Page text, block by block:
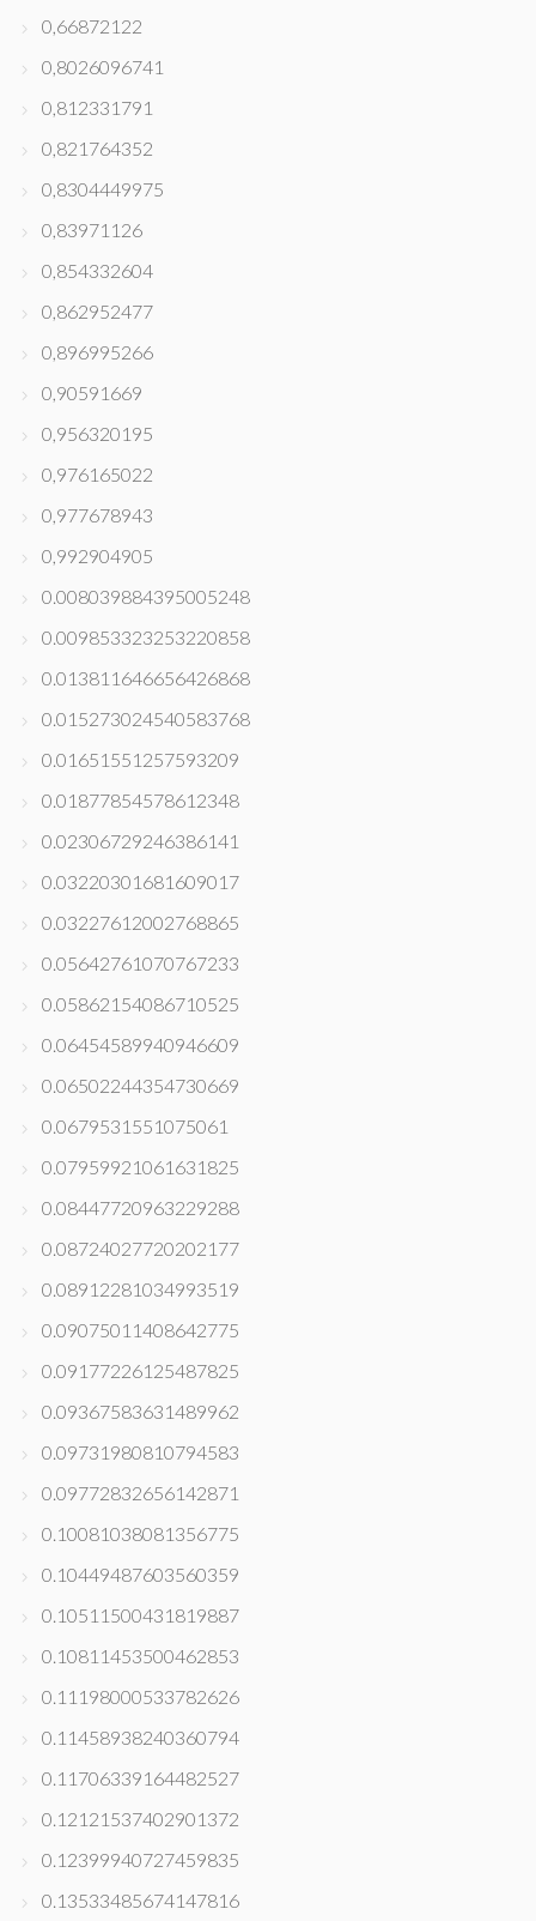
0,66872122
0,8026096741
0,812331791
0,821764352
0,8304449975
0,83971126
0,854332604
0,862952477
0,896995266
0,90591669
0,956320195
0,976165022
0,977678943
0,992904905
0.008039884395005248
0.009853323253220858
0.013811646656426868
0.015273024540583768
0.01651551257593209
0.01877854578612348
0.02306729246386141
0.03220301681609017
0.03227612002768865
0.05642761070767233
0.05862154086710525
0.06454589940946609
0.06502244354730669
0.0679531551075061
0.07959921061631825
0.08447720963229288
0.08724027720202177
0.08912281034993519
0.09075011408642775
0.09177226125487825
0.09367583631489962
0.09731980810794583
0.09772832656142871
0.10081038081356775
0.10449487603560359
0.10511500431819887
0.10811453500462853
0.11198000533782626
0.11458938240360794
0.11706339164482527
0.12121537402901372
0.12399940727459835
0.13533485674147816